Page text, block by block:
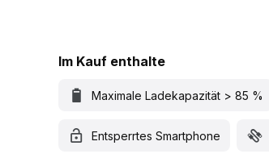
Im Kauf enthalte
Maximale Ladekapazität > 85 %
Entsperrtes Smartphone